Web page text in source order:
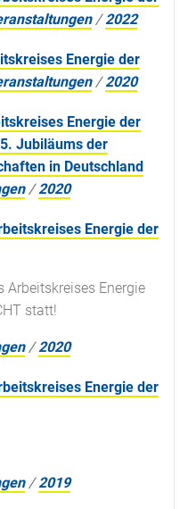
/2022
Energie der
/2020
Energie der
Jubiläums der
in Deutschland
/2020
Energie der
Arbeitskreises Energie
statt!
/2020
Energie der
/2019